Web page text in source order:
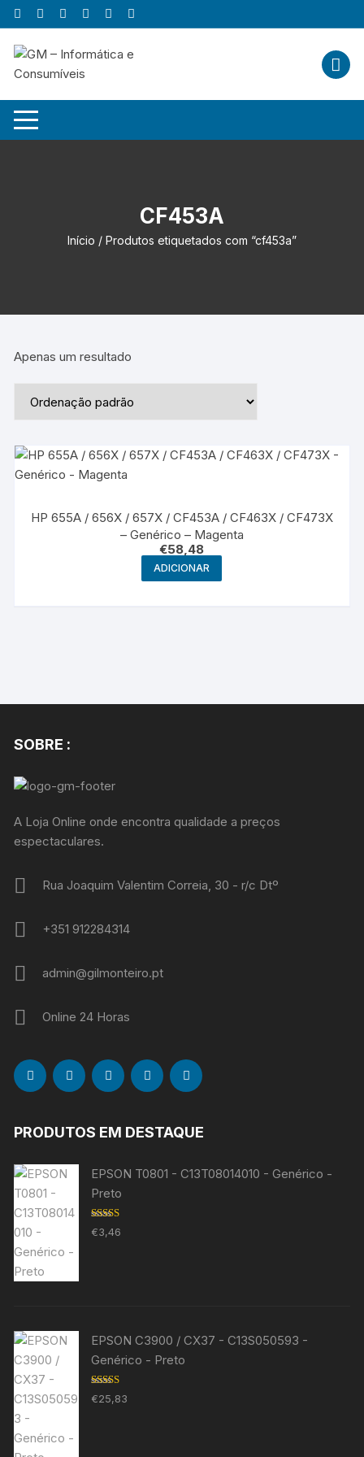
Skip
to
content
CF453A
Início / Produtos etiquetados com “cf453a”
Apenas um resultado
HP 655A / 656X / 657X / CF453A / CF463X / CF473X
– Genérico – Magenta
€58,48
ADICIONAR
SOBRE :
A Loja Online onde encontra qualidade a preços
espectaculares.
Rua Joaquim Valentim Correia, 30 - r/c Dtº
+351 912284314
admin@gilmonteiro.pt
Online 24 Horas
PRODUTOS EM DESTAQUE
EPSON T0801 - C13T08014010 - Genérico -
Preto
Avaliação
5.00 de 5
€3,46
EPSON C3900 / CX37 - C13S050593 -
Genérico - Preto
Avaliação
5.00de 5
€25,83